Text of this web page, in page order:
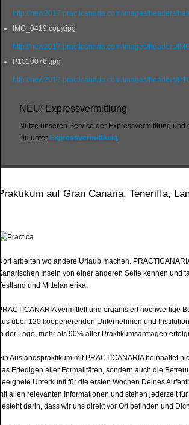
http://new2017.practicanaria.com/images/headers/
IMG_0419 copy.jpg
http://new2017.practicanaria.com/images/headers/
P1010076 .jpg
http://new2017.practicanaria.com/images/headers/
NEU: Expressvermittlung
Nutze unseren Service der Expressvermittlung
Du unter Expressvermittlung.
auf Gran Canaria, Teneriffa,
arbeiten wo andere Urlaub machen.
Inseln von einer anderen Seite kennen und
und Mittelamerika.
vermittelt und organisiert hochwertige
über 120 kooperierenden Unternehmen und
der Lage, mehr als 90% aller Praktikumsanfragen
Auslandspraktikum mit PRACTICANARIA beinhaltet
Erledigen aller Formalitäten, sondern auch die
Unterkunft für die ersten Wochen Deines
allen relevanten Informationen und stehen jederzeit
darin, dass wir uns direkt vor Ort befinden und